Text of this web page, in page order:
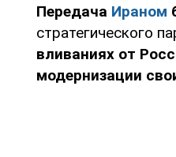
Передача Ираном
стратегического
вливаниях от
модернизации